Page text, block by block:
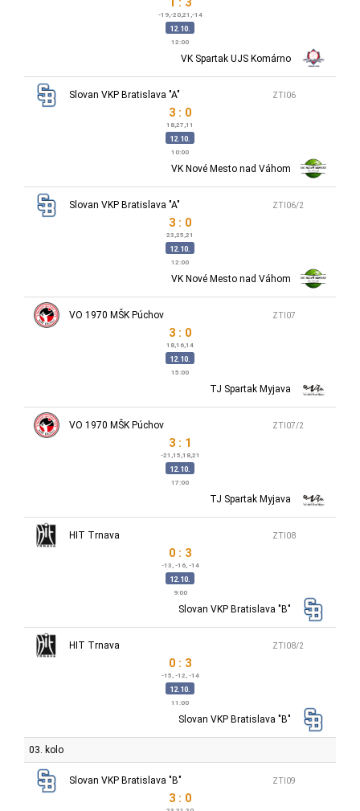
1 : 3
-19,-20,21,-14
12.10.
12:00
VK Spartak UJS Komárno
ZTI06
Slovan VKP Bratislava "A"
3 : 0
18,27,11
12.10.
10:00
VK Nové Mesto nad Váhom
ZTI06/2
Slovan VKP Bratislava "A"
3 : 0
23,25,21
12.10.
12:00
VK Nové Mesto nad Váhom
ZTI07
VO 1970 MŠK Púchov
3 : 0
18,16,14
12.10.
15:00
TJ Spartak Myjava
ZTI07/2
VO 1970 MŠK Púchov
3 : 1
-21,15,18,21
12.10.
17:00
TJ Spartak Myjava
ZTI08
HIT Trnava
0 : 3
-13, -16, -14
12.10.
9:00
Slovan VKP Bratislava "B"
ZTI08/2
HIT Trnava
0 : 3
-15, -12, -14
12.10.
11:00
Slovan VKP Bratislava "B"
03. kolo
ZTI09
Slovan VKP Bratislava "B"
3 : 0